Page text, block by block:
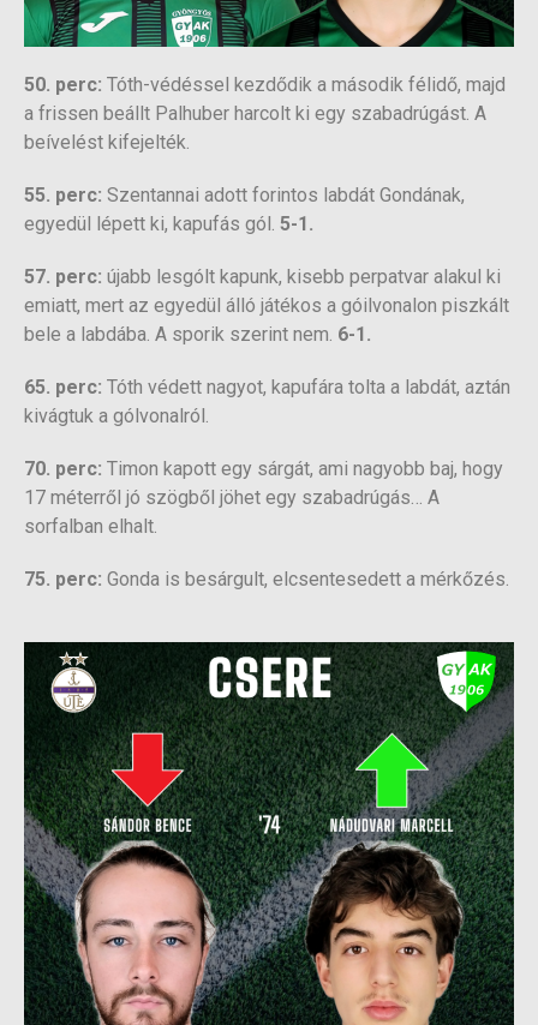
50. perc: Tóth-védéssel kezdődik a második félidő, majd
a frissen beállt Palhuber harcolt ki egy szabadrúgást. A
beívelést kifejelték.
55. perc: Szentannai adott forintos labdát Gondának,
egyedül lépett ki, kapufás gól. 5-1.
57. perc: újabb lesgólt kapunk, kisebb perpatvar alakul ki
emiatt, mert az egyedül álló játékos a góilvonalon piszkált
bele a labdába. A sporik szerint nem. 6-1.
65. perc: Tóth védett nagyot, kapufára tolta a labdát, aztán
kivágtuk a gólvonalról.
70. perc: Timon kapott egy sárgát, ami nagyobb baj, hogy
17 méterről jó szögből jöhet egy szabadrúgás… A
sorfalban elhalt.
75. perc: Gonda is besárgult, elcsentesedett a mérkőzés.